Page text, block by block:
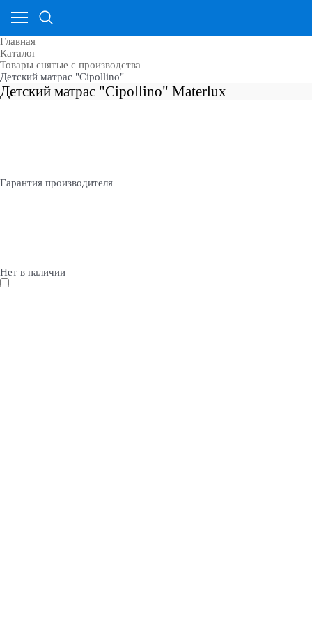
Главная
Каталог
Товары снятые с производства
Детский матрас "Cipollino"
Детский матрас "Cipollino" Materlux
Гарантия производителя
Нет в наличии